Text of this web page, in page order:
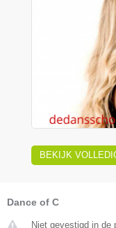
BEKIJK
Dance of C
Niet gevestigd in de